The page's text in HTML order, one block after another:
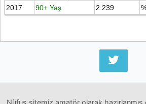
2017
90+ Yaş 2.239
Nüfus sitemiz amatör olarak